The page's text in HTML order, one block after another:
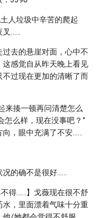
人垃圾中辛苦的爬起
叉……
去的悬崖对面，心中不
感觉自从昨天晚上看见
过现在更加的清晰了而
来揍一顿再问清楚怎么
怎么样，现在没事吧？”
向，眼中充满了不安……
况的确不是很好……
得……】戈薇现在很不舒
，里面漂着气味十分重